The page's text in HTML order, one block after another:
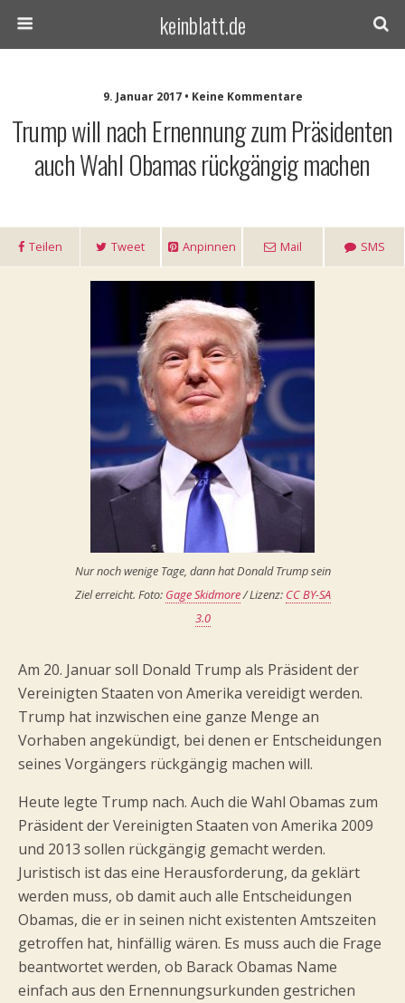
keinblatt.de
9. Januar 2017 • Keine Kommentare
Trump will nach Ernennung zum Präsidenten
auch Wahl Obamas rückgängig machen
Teilen Tweet Anpinnen Mail SMS
Nur noch wenige Tage, dann hat Donald Trump sein
Ziel erreicht. Foto: Gage Skidmore/ Lizenz: CC BY-SA
3.0
Am 20. Januar soll Donald Trump als Präsident der
Vereinigten Staaten von Amerika vereidigt werden.
Trump hat inzwischen eine ganze Menge an
Vorhaben angekündigt, bei denen er Entscheidungen
seines Vorgängers rückgängig machen will.
Heute legte Trump nach. Auch die Wahl Obamas zum
Präsident der Vereinigten Staaten von Amerika 2009
und 2013 sollen rückgängig gemacht werden.
Juristisch ist das eine Herausforderung, da geklärt
werden muss, ob damit auch alle Entscheidungen
Obamas, die er in seinen nicht existenten Amtszeiten
getroffen hat, hinfällig wären. Es muss auch die Frage
beantwortet werden, ob Barack Obamas Name
einfach aus den Ernennungsurkunden gestrichen